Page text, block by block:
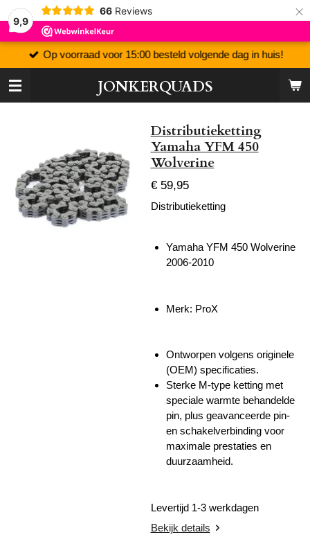
9,9
66 Reviews ×
JONKERQUADS
Op voorraad voor 15:00 besteld volgende dag in huis!
Distributieketting
Yamaha YFM 450
Wolverine
€ 59,95
Distributieketting
Yamaha YFM 450 Wolverine
2006-2010
Merk: ProX
Ontworpen volgens originele
(OEM) specificaties.
Sterke M-type ketting met
speciale warmte behandelde
pin, plus geavanceerde pin-
en schakelverbinding voor
maximale prestaties en
duurzaamheid.
Levertijd 1-3 werkdagen
Bekijk details